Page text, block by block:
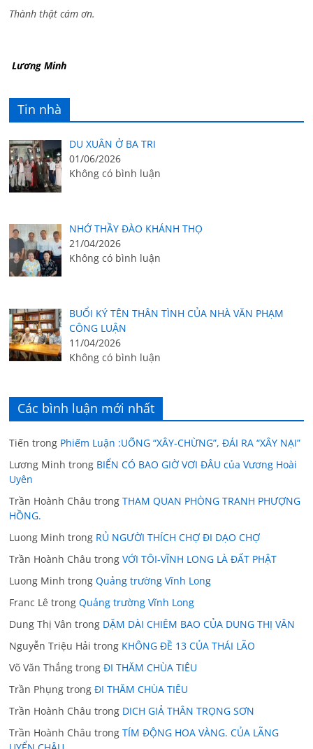
Thành thật cám ơn.
Lương Minh
Tin nhà
DU XUÂN Ở BA TRI
01/06/2026
Không có bình luận
NHỚ THẦY ĐÀO KHÁNH THỌ
21/04/2026
Không có bình luận
BUỔI KÝ TÊN THÂN TÌNH CỦA NHÀ VĂN PHẠM
CÔNG LUẬN
11/04/2026
Không có bình luận
Các bình luận mới nhất
Tiến trong Phiếm Luận :UỐNG “XÂY-CHỪNG”, ĐÁI RA “XÂY NẠI”
Lương Minh trong BIỂN CÓ BAO GIỜ VƠI ĐÂU của Vương Hoài
Uyên
Trần Hoành Châu trongTHAM QUAN PHÒNG TRANH PHƯỢNG
HỒNG.
Luong Minh trong RỦ NGƯỜI THÍCH CHỢ ĐI DẠO CHỢ
Trần Hoành Châu trongVỚI TÔI-VĨNH LONG LÀ ĐẤT PHẬT
Luong Minh trongQuảng trường Vĩnh Long
Franc Lê trongQuảng trường Vĩnh Long
Dung Thị Vân trong DẶM DÀI CHIÊM BAO CỦA DUNG THỊ VÂN
Nguyễn Triệu Hải trong KHÔNG ĐỀ 13 CỦA THÁI LÃO
Võ Văn Thắng trongĐI THĂM CHÙA TIÊU
Trần Phụng trongĐI THĂM CHÙA TIÊU
Trần Hoành Châu trong DICH GIẢ THÂN TRỌNG SƠN
Trần Hoành Châu trongTÍM ĐỘNG HOA VÀNG. CỦA LÃNG